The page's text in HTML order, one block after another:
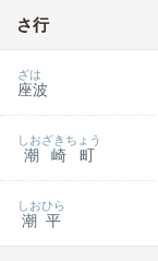
さ行
座波
ざは
潮崎町
しおざきちょう
潮平
しおひら